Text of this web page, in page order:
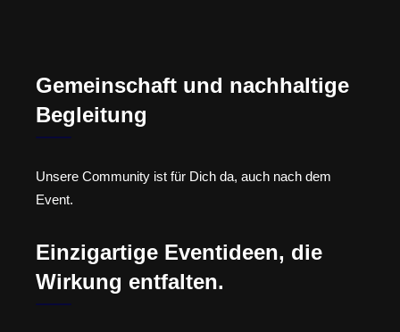
Gemeinschaft und nachhaltige
Begleitung
Unsere Community ist für Dich da, auch nach dem
Event.
Einzigartige Eventideen, die
Wirkung entfalten.